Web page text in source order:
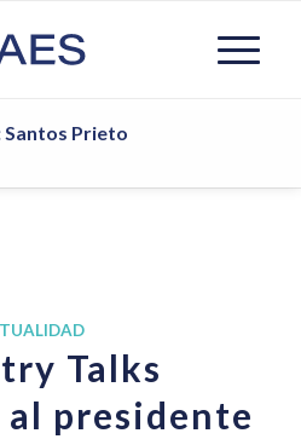
Prieto
Talks
presidente